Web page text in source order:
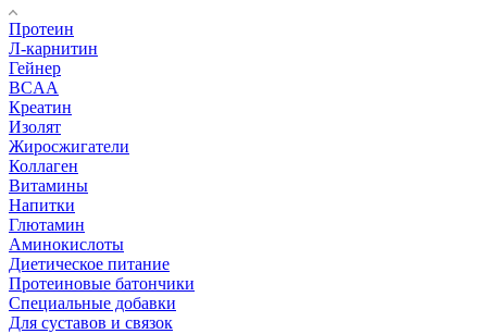
Протеин
Л-карнитин
Гейнер
BCAA
Креатин
Изолят
Жиросжигатели
Коллаген
Витамины
Напитки
Глютамин
Аминокислоты
Диетическое питание
Протеиновые батончики
Специальные добавки
Для суставов и связок